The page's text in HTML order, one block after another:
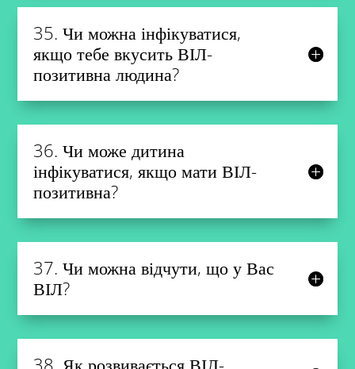
35. Чи можна інфікуватися,
якщо тебе вкусить ВІЛ-
позитивна людина?
36. Чи може дитина
інфікуватися, якщо мати ВІЛ-
позитивна?
37. Чи можна відчути, що у Вас
ВІЛ?